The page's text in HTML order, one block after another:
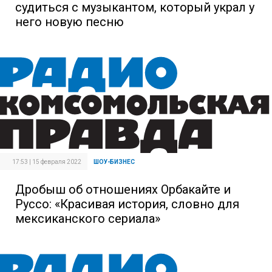
судиться с музыкантом, который украл у
него новую песню
17:53 | 15 февраля 2022 ШОУ-БИЗНЕС
Дробыш об отношениях Орбакайте и
Руссо: «Красивая история, словно для
мексиканского сериала»